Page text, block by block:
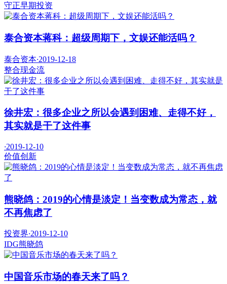
守正早期投资
泰合资本蒋科：超级周期下，文娱还能活吗？
泰合资本·2019-12-18
整合现金流
徐井宏：很多企业之所以会遇到困难、走得不好，
其实就是干了这件事
·2019-12-10
价值创新
熊晓鸽：2019的心情是淡定！当变数成为常态，就
不再焦虑了
投资界·2019-12-10
IDG熊晓鸽
中国音乐市场的春天来了吗？